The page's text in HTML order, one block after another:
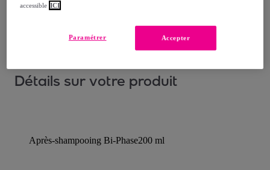
Comment ça marche ?
Détails sur votre produit
Après-shampooing Bi-Phase200 ml
accessible ICI
Accepter
Paramétrer